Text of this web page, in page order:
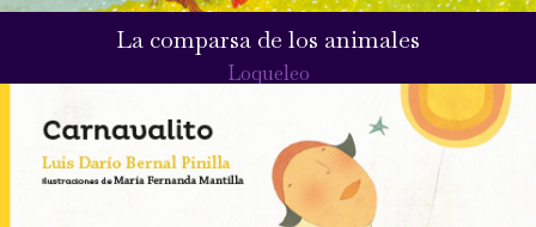
La comparsa de los animales
Loqueleo